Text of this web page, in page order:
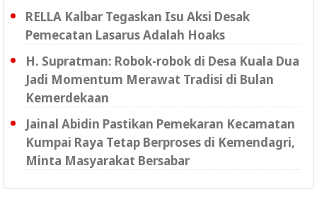
RELLA Kalbar Tegaskan Isu Aksi Desak
Pemecatan Lasarus Adalah Hoaks
H. Supratman: Robok-robok di Desa Kuala Dua
Jadi Momentum Merawat Tradisi di Bulan
Kemerdekaan
Jainal Abidin Pastikan Pemekaran Kecamatan
Kumpai Raya Tetap Berproses di Kemendagri,
Minta Masyarakat Bersabar